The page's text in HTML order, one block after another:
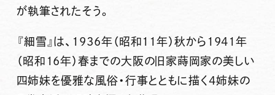
が執筆されたそう。
『細雪』は、1936年（昭和11年）秋から1941年
（昭和16年）春までの大阪の旧家蒔岡家の美しい
四姉妹を優雅な風俗・行事とともに描く4姉妹の